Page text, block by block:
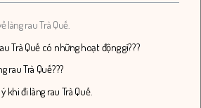
làng rau Trà Quế.
Trà Quế có những hoạt động gì???
rau Trà Quế???
khi đi làng rau Trà Quế.